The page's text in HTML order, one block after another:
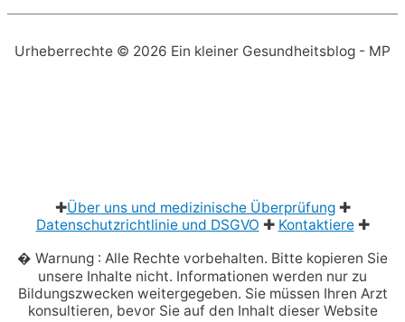
Urheberrechte © 2026 Ein kleiner Gesundheitsblog - MP
✚Über uns und medizinische Überprüfung✚
Datenschutzrichtlinie und DSGVO ✚ Kontaktiere✚
� Warnung : Alle Rechte vorbehalten. Bitte kopieren Sie
unsere Inhalte nicht. Informationen werden nur zu
Bildungszwecken weitergegeben. Sie müssen Ihren Arzt
konsultieren, bevor Sie auf den Inhalt dieser Website